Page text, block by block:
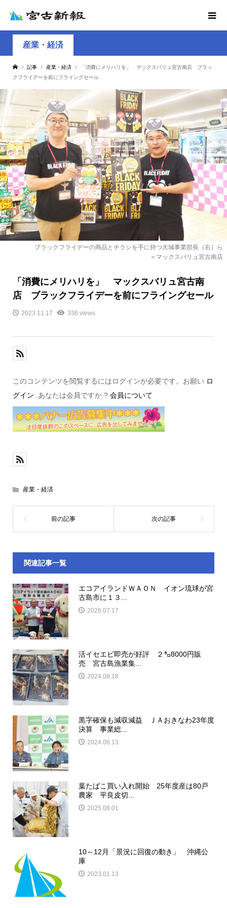
産業・経済
記事 産業・経済
「消費にメリハリを」 マックスバリュ宮古南店 ブラッ
クフライデーを前にフライングセール
ブラックフライデーの商品とチラシを手に持つ大城事業部長（右）ら
＝マックスバリュ宮古南店
「消費にメリハリを」 マックスバリュ宮古南
店 ブラックフライデーを前にフライングセール
2023.11.17 336 views
このコンテンツを閲覧するにはログインが必要です。お願い ロ
グイン . あなたは会員ですか ? 会員について
産業・経済
関連記事一覧
エコアイランドＷＡＯＮ イオン琉球が宮
古島市に１３...
2026.07.17
活イセエビ即売が好評 ２㌔8000円販
売 宮古島漁業集...
2024.08.18
黒字確保も減収減益 ＪＡおきなわ23年度
決算 事業総...
2024.06.13
葉たばこ買い入れ開始 25年度産は80戸
農家 平良皮切...
2025.08.01
10～12月「景況に回復の動き」 沖縄公
庫
2023.01.13